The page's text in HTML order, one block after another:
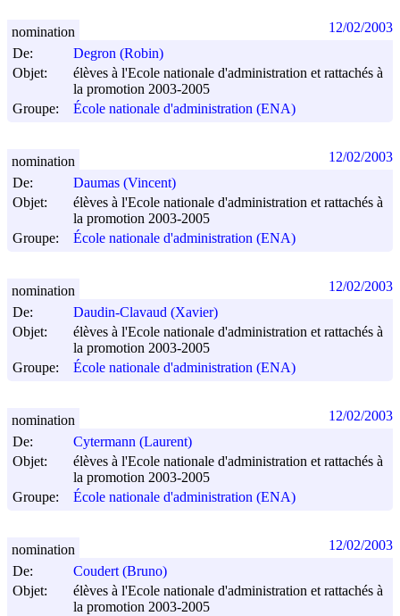
De:
Degron (Robin)
Objet:
élèves à l'Ecole nationale d'administration et rattachés à
la promotion 2003-2005
Groupe:
École nationale d'administration (ENA)
nomination 12/02/2003
De:
Daumas (Vincent)
Objet:
élèves à l'Ecole nationale d'administration et rattachés à
la promotion 2003-2005
Groupe:
École nationale d'administration (ENA)
nomination 12/02/2003
De:
Daudin-Clavaud (Xavier)
Objet:
élèves à l'Ecole nationale d'administration et rattachés à
la promotion 2003-2005
Groupe:
École nationale d'administration (ENA)
nomination 12/02/2003
De:
Cytermann (Laurent)
Objet:
élèves à l'Ecole nationale d'administration et rattachés à
la promotion 2003-2005
Groupe:
École nationale d'administration (ENA)
nomination 12/02/2003
De:
Coudert (Bruno)
Objet:
élèves à l'Ecole nationale d'administration et rattachés à
la promotion 2003-2005
nomination 12/02/2003